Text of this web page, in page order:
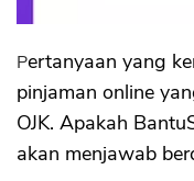
Pertanyaan yang kerap muncul, apakah BantuSaku
pinjaman online
OJK. Apakah
akan menjawab